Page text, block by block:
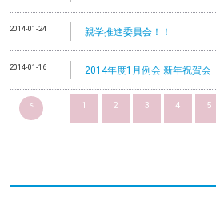
2014-01-24 親学推進委員会！！
2014-01-16 2014年度1月例会 新年祝賀会
< 1 2 3 4 5